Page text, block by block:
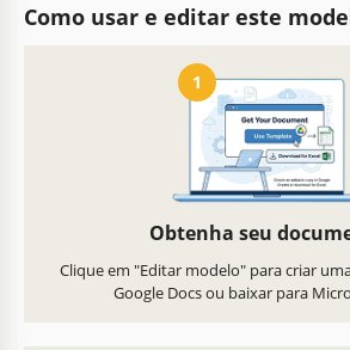
Como usar e editar este
1
Obtenha seu
Clique em "Editar modelo" para criar
Google Docs ou baixar para